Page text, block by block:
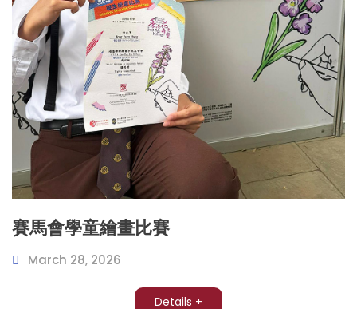
賽馬會學童繪畫比賽
March 28, 2026
Details +